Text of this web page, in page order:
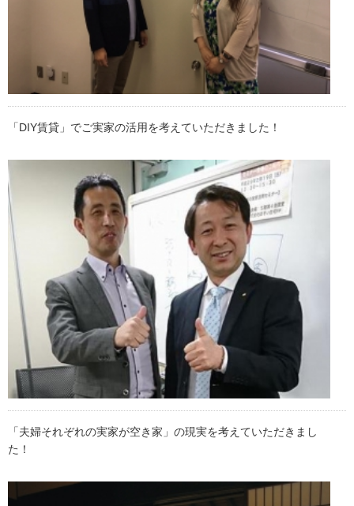
「DIY賃貸」でご実家の活用を考えていただきました！
「夫婦それぞれの実家が空き家」の現実を考えていただきまし
た！